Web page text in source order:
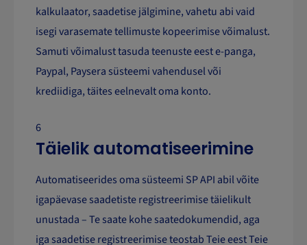
kalkulaator, saadetise jälgimine, vahetu abi vaid
isegi varasemate tellimuste kopeerimise võimalust.
Samuti võimalust tasuda teenuste eest e-panga,
Paypal, Paysera süsteemi vahendusel või
krediidiga, täites eelnevalt oma konto.
6
Täielik automatiseerimine
Automatiseerides oma süsteemi SP API abil võite
igapäevase saadetiste registreerimise täielikult
unustada – Te saate kohe saatedokumendid, aga
iga saadetise registreerimise teostab Teie eest Teie